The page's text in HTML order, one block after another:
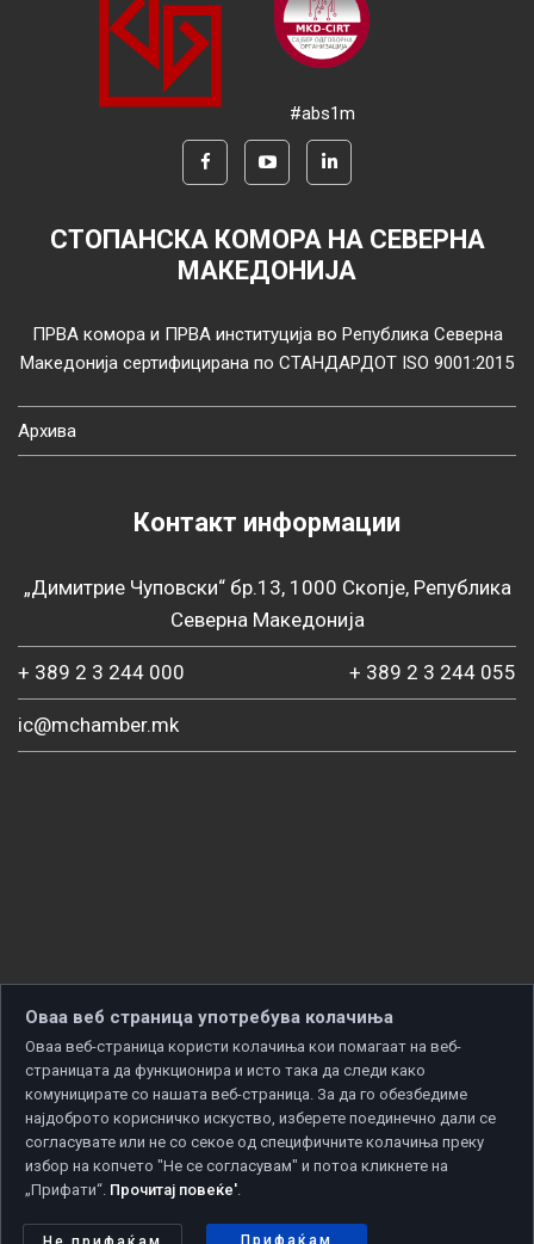
#abs1m
СТОПАНСКА КОМОРА НА СЕВЕРНА
МАКЕДОНИЈА
ПРВА комора и ПРВА институција во Република Северна
Македонија сертифицирана по СТАНДАРДОТ ISO 9001:2015
Архива
Контакт информации
„Димитрие Чуповски“ бр.13, 1000 Скопје, Република
Северна Македонија
+ 389 2 3 244 000 + 389 2 3 244 055
ic@mchamber.mk
Copyright © 2026 Developed by
Политика за приватност | Политика за колачиња
Оваа веб страница употребува колачиња
Оваа веб-страница користи колачиња кои помагаат на веб-
страницата да функционира и исто така да следи како
комуницирате со нашата веб-страница. За да го обезбедиме
најдоброто корисничко искуство, изберете поединечно дали се
согласувате или не со секое од специфичните колачиња преку
избор на копчето "Не се согласувам" и потоа кликнете на
„Прифати“. Прочитај повеќе'.
Прифаќам